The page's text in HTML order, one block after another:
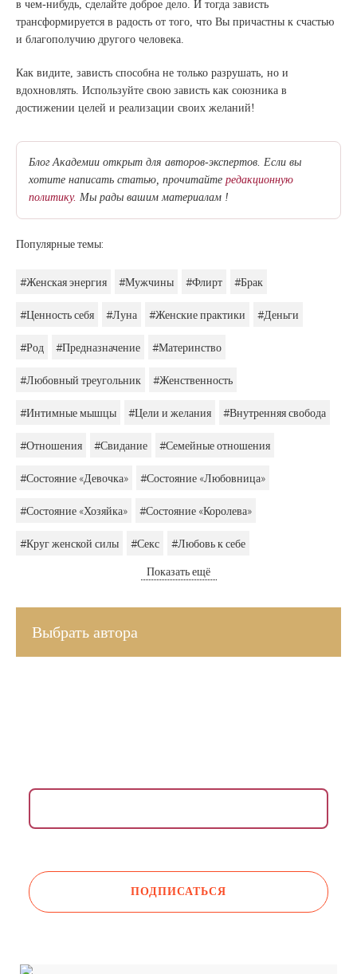
в чем-нибудь, сделайте доброе дело. И тогда зависть
трансформируется в радость от того, что Вы причастны к счастью
и благополучию другого человека.
Как видите, зависть способна не только разрушать, но и
вдохновлять. Используйте свою зависть как союзника в
достижении целей и реализации своих желаний!
Блог Академии открыт для авторов-экспертов. Если вы
хотите написать статью, прочитайте редакционную
политику. Мы рады вашим материалам !
Популярные темы:
#Женская энергия #Мужчины #Флирт #Брак
#Ценность себя #Луна #Женские практики #Деньги
#Род #Предназначение #Материнство
#Любовный треугольник #Женственность
#Интимные мышцы #Цели и желания #Внутренняя свобода
#Отношения #Свидание #Семейные отношения
#Состояние «Девочка» #Состояние «Любовница»
#Состояние «Хозяйка» #Состояние «Королева»
#Круг женской силы #Секс
#Любовь к себе
Показать ещё
Выбрать автора